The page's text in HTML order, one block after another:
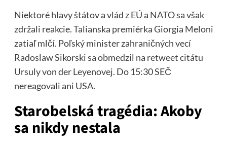
Niektoré hlavy štátov a vlád z EÚ a NATO sa však
zdržali reakcie. Talianska premiérka Giorgia Meloni
zatiaľ mlčí. Poľský minister zahraničných vecí
Radoslaw Sikorski sa obmedzil na retweet citátu
Ursuly von der Leyenovej. Do 15:30 SEČ
nereagovali ani USA.
Starobelská tragédia: Akoby
sa nikdy nestala